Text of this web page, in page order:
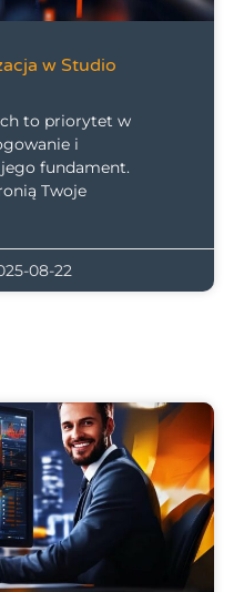
w Studio
to priorytet w
i
fundament.
Twoje
08-22